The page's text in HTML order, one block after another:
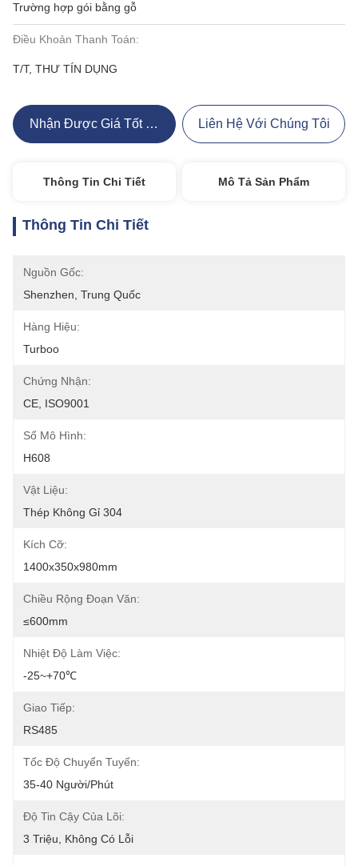
Trường hợp gói bằng gỗ
Điều Khoản Thanh Toán:
T/T, THƯ TÍN DỤNG
Nhận Được Giá Tốt Nhất Liên Hệ Với Chúng Tôi
Thông Tin Chi Tiết Mô Tả Sản Phẩm
Thông Tin Chi Tiết
Nguồn Gốc:
Shenzhen, Trung Quốc
Hàng Hiệu:
Turboo
Chứng Nhận:
CE, ISO9001
Số Mô Hình:
H608
Vật Liệu:
Thép Không Gỉ 304
Kích Cỡ:
1400x350x980mm
Chiều Rộng Đoạn Văn:
≤600mm
Nhiệt Độ Làm Việc:
-25~+70℃
Giao Tiếp:
RS485
Tốc Độ Chuyển Tuyến:
35-40 Người/phút
Độ Tin Cậy Của Lõi:
3 Triệu, Không Có Lỗi